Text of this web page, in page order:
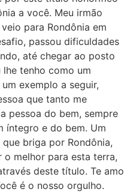
a você. Meu irmão
para Rondônia em
passou dificuldades
até chegar ao posto
tenho como um
exemplo a seguir,
que tanto me
pessoa do bem, sempre
íntegro e do bem. Um
briga por Rondônia,
o melhor para esta terra,
deste título. Te amo
é o nosso orgulho.